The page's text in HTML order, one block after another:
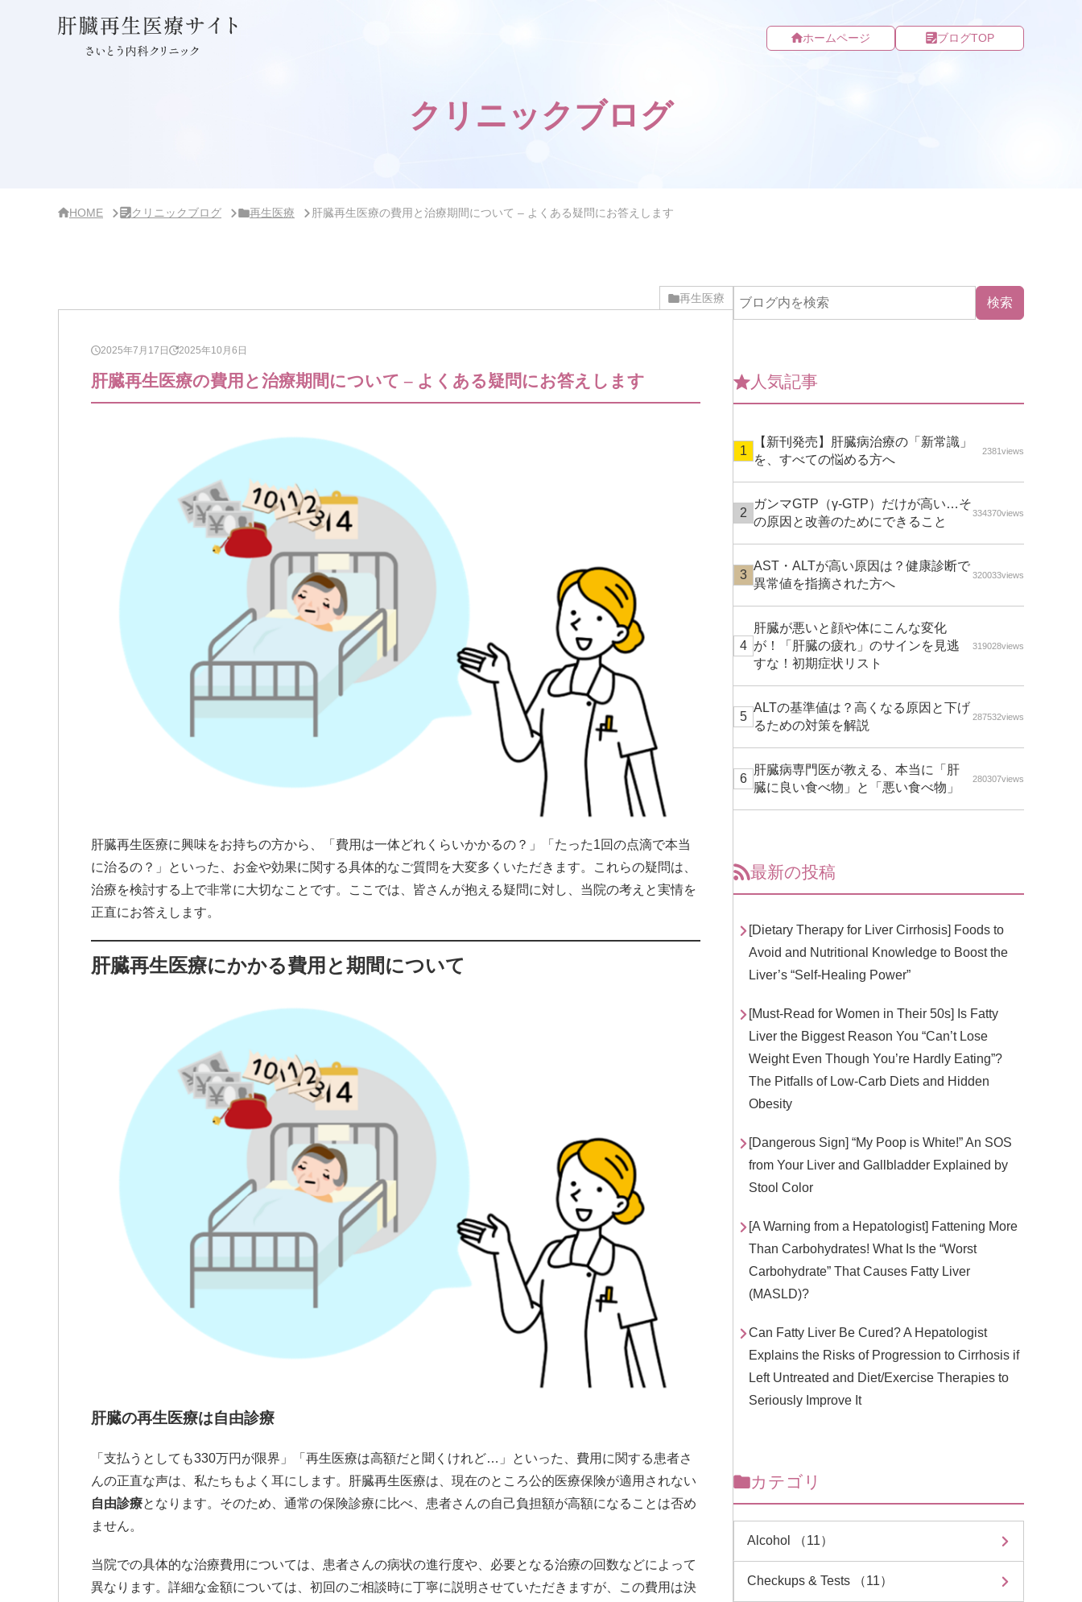
ホームページ ブログTOP
クリニックブログ
HOME クリニックブログ 再生医療 肝臓再生医療の費用と治療期間について – よくある疑問にお答えします
再生医療
2025年7月17日 2025年10月6日
肝臓再生医療の費用と治療期間について – よくある疑問にお答えします
肝臓再生医療に興味をお持ちの方から、「費用は一体どれくらいかかるの？」「たった1回の点滴で本当
に治るの？」といった、お金や効果に関する具体的なご質問を大変多くいただきます。これらの疑問は、
治療を検討する上で非常に大切なことです。ここでは、皆さんが抱える疑問に対し、当院の考えと実情を
正直にお答えします。
肝臓再生医療にかかる費用と期間について
肝臓の再生医療は自由診療
「支払うとしても330万円が限界」「再生医療は高額だと聞くけれど…」といった、費用に関する患者さ
んの正直な声は、私たちもよく耳にします。肝臓再生医療は、現在のところ公的医療保険が適用されない
自由診療となります。そのため、通常の保険診療に比べ、患者さんの自己負担額が高額になることは否め
ません。
当院での具体的な治療費用については、患者さんの病状の進行度や、必要となる治療の回数などによって
異なります。詳細な金額については、初回のご相談時に丁寧に説明させていただきますが、この費用は決
人気記事
【新刊発売】肝臓病治療の「新常識」
を、すべての悩める方へ
2381views
ガンマGTP（γ-GTP）だけが高い…そ
の原因と改善のためにできること
334370views
AST・ALTが高い原因は？健康診断で
異常値を指摘された方へ
320033views
肝臓が悪いと顔や体にこんな変化
が！「肝臓の疲れ」のサインを見逃
すな！初期症状リスト
319028views
ALTの基準値は？高くなる原因と下げ
るための対策を解説
287532views
肝臓病専門医が教える、本当に「肝
臓に良い食べ物」と「悪い食べ物」
280307views
最新の投稿
[Dietary Therapy for Liver Cirrhosis] Foods to
Avoid and Nutritional Knowledge to Boost the
Liver’s “Self-Healing Power”
[Must-Read for Women in Their 50s] Is Fatty
Liver the Biggest Reason You “Can’t Lose
Weight Even Though You’re Hardly Eating”?
The Pitfalls of Low-Carb Diets and Hidden
Obesity
[Dangerous Sign] “My Poop is White!” An SOS
from Your Liver and Gallbladder Explained by
Stool Color
[A Warning from a Hepatologist] Fattening More
Than Carbohydrates! What Is the “Worst
Carbohydrate” That Causes Fatty Liver
(MASLD)?
Can Fatty Liver Be Cured? A Hepatologist
Explains the Risks of Progression to Cirrhosis if
Left Untreated and Diet/Exercise Therapies to
Seriously Improve It
カテゴリ
Alcohol （11）
Checkups & Tests （11）